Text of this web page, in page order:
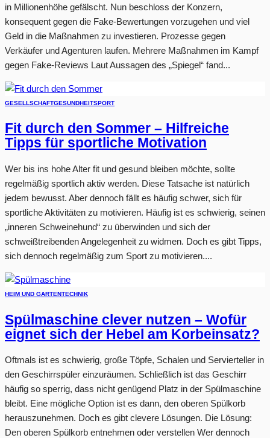
in Millionenhöhe gefälscht. Nun beschloss der Konzern,
konsequent gegen die Fake-Bewertungen vorzugehen und viel
Geld in die Maßnahmen zu investieren. Prozesse gegen
Verkäufer und Agenturen laufen. Mehrere Maßnahmen im Kampf
gegen Fake-Reviews Laut Aussagen des „Spiegel“ fand...
GESELLSCHAFTGESUNDHEITSPORT
Fit durch den Sommer – Hilfreiche
Tipps für sportliche Motivation
Wer bis ins hohe Alter fit und gesund bleiben möchte, sollte
regelmäßig sportlich aktiv werden. Diese Tatsache ist natürlich
jedem bewusst. Aber dennoch fällt es häufig schwer, sich für
sportliche Aktivitäten zu motivieren. Häufig ist es schwierig, seinen
„inneren Schweinehund“ zu überwinden und sich der
schweißtreibenden Angelegenheit zu widmen. Doch es gibt Tipps,
sich dennoch regelmäßig zum Sport zu motivieren....
HEIM UND GARTENTECHNIK
Spülmaschine clever nutzen – Wofür
eignet sich der Hebel am Korbeinsatz?
Oftmals ist es schwierig, große Töpfe, Schalen und Servierteller in
den Geschirrspüler einzuräumen. Schließlich ist das Geschirr
häufig so sperrig, dass nicht genügend Platz in der Spülmaschine
bleibt. Eine mögliche Option ist es dann, den oberen Spülkorb
herauszunehmen. Doch es gibt clevere Lösungen. Die Lösung:
Den oberen Spülkorb entnehmen oder verstellen Wer dennoch